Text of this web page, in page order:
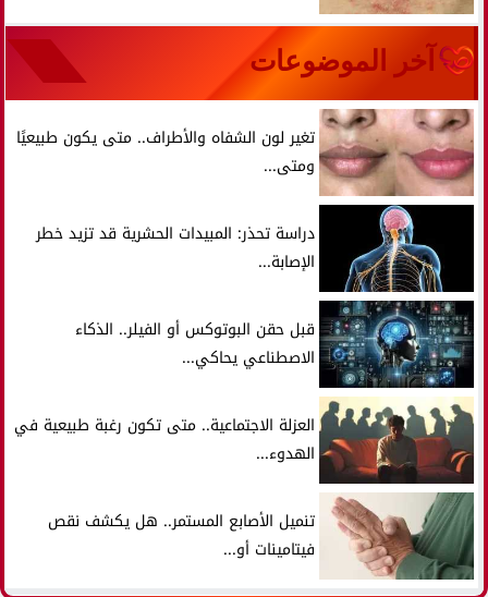
آخر الموضوعات
تغير لون الشفاه والأطراف.. متى يكون طبيعيًا
ومتى...
دراسة تحذر: المبيدات الحشرية قد تزيد خطر
الإصابة...
قبل حقن البوتوكس أو الفيلر.. الذكاء
الاصطناعي يحاكي...
العزلة الاجتماعية.. متى تكون رغبة طبيعية في
الهدوء...
تنميل الأصابع المستمر.. هل يكشف نقص
فيتامينات أو...